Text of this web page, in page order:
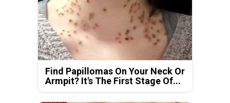
Find Papillomas On Your Neck Or
Armpit? It's The First Stage Of...